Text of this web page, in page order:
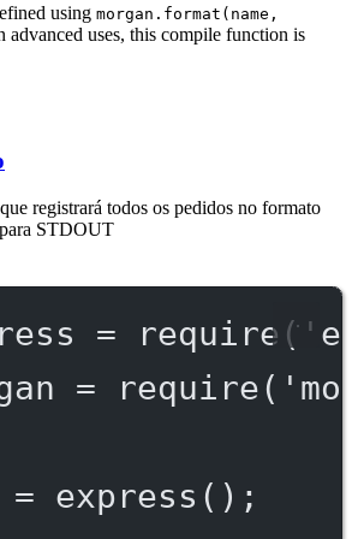
using morgan.format(name,
advanced uses, this compile function is
registrará todos os pedidos no formato
STDOUT
= require (
= require(
= express ();